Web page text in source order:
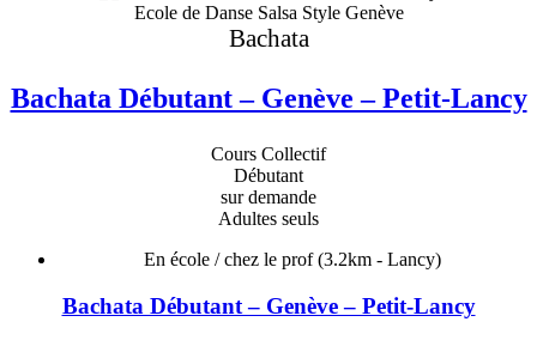
Ecole de Danse Salsa Style Genève
Bachata
Bachata Débutant – Genève – Petit-Lancy
Cours Collectif
Débutant
sur demande
Adultes seuls
En école / chez le prof(3.2km - Lancy)
Bachata Débutant – Genève – Petit-Lancy